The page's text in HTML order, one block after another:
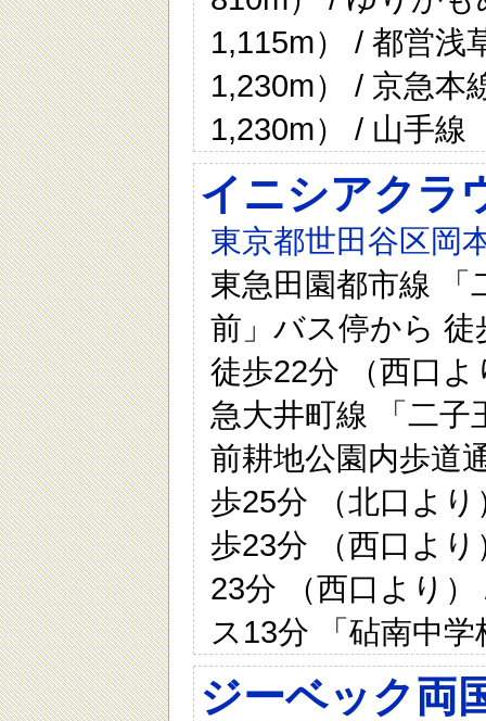
1,115m） / 都営浅
1,230m） / 京急本
1,230m） / 山手線
イニシアクラ
東京都世田谷区岡
東急田園都市線 「
前」バス停から 徒
徒歩22分 （西口
急大井町線 「二子
前耕地公園内歩道
歩25分 （北口よ
歩23分 （西口よ
23分 （西口より
ス13分 「砧南中
ジーベック両